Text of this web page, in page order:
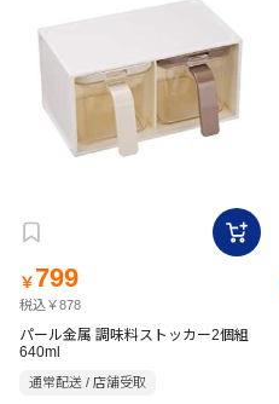
￥ 799
税込￥878
パール金属 調味料ストッカー2個組
640ml
通常配送 / 店舗受取